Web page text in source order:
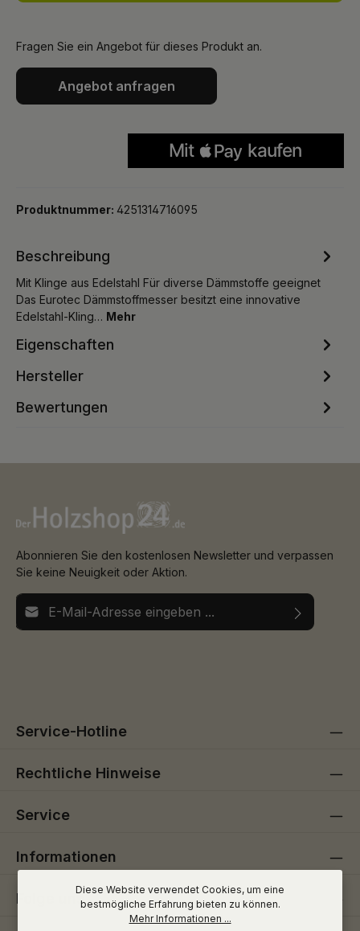
Fragen Sie ein Angebot für dieses Produkt an.
Angebot anfragen
Produktnummer: 4251314716095
Beschreibung
Mit Klinge aus Edelstahl Für diverse Dämmstoffe geeignet
Das Eurotec Dämmstoffmesser besitzt eine innovative
Edelstahl-Kling… Mehr
Eigenschaften
Hersteller
Bewertungen
Abonnieren Sie den kostenlosen Newsletter und verpassen
Sie keine Neuigkeit oder Aktion.
E-Mail-Adresse*
Service-Hotline
Rechtliche Hinweise
Service
Informationen
Folge uns
Diese Website verwendet Cookies, um eine
bestmögliche Erfahrung bieten zu können.
Mehr Informationen ...